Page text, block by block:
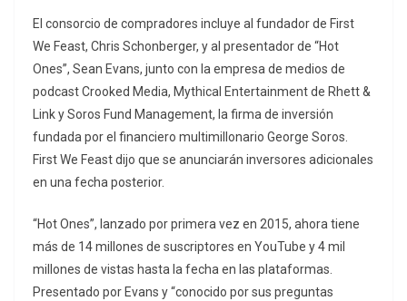
El consorcio de compradores incluye al fundador de First
We Feast, Chris Schonberger, y al presentador de “Hot
Ones”, Sean Evans, junto con la empresa de medios de
podcast Crooked Media, Mythical Entertainment de Rhett &
Link y Soros Fund Management, la firma de inversión
fundada por el financiero multimillonario George Soros.
First We Feast dijo que se anunciarán inversores adicionales
en una fecha posterior.
“Hot Ones”, lanzado por primera vez en 2015, ahora tiene
más de 14 millones de suscriptores en YouTube y 4 mil
millones de vistas hasta la fecha en las plataformas.
Presentado por Evans y “conocido por sus preguntas